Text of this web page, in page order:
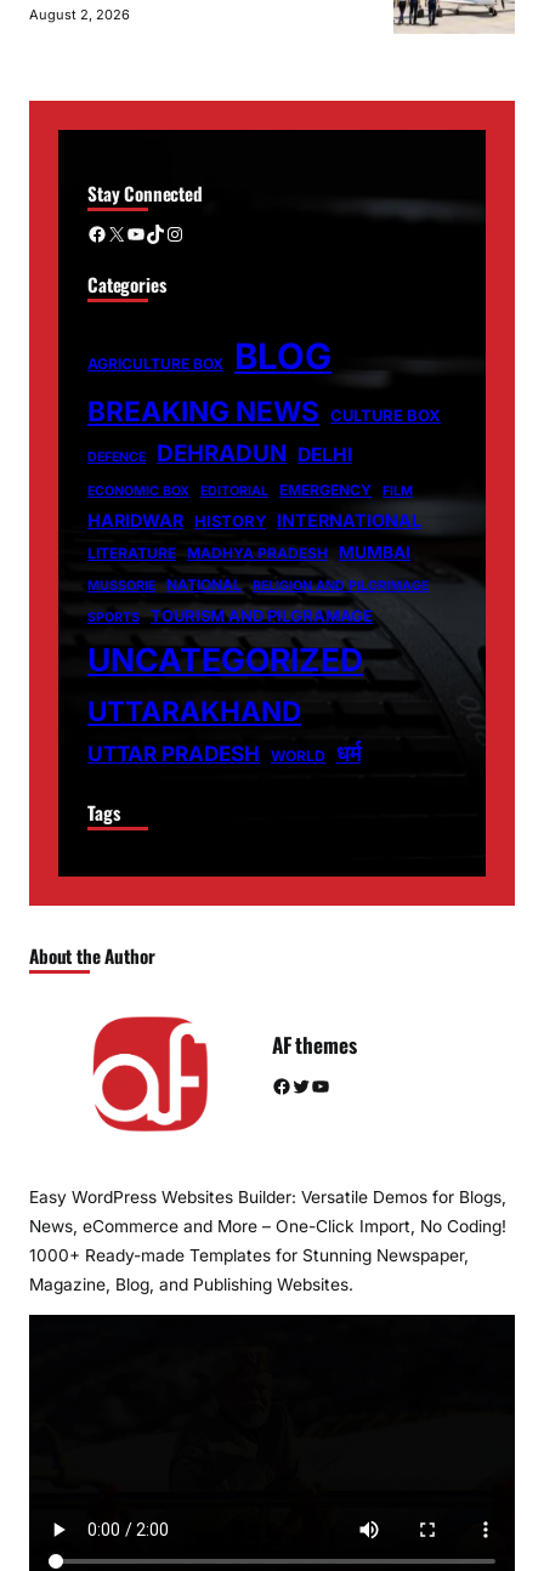
August 2, 2026
Stay Connected
Facebook X YouTube TikTok Instagram
Categories
AGRICULTURE BOX BLOG
BREAKING NEWS CULTURE BOX
DEFENCE DEHRADUN DELHI
ECONOMIC BOX EDITORIAL EMERGENCY FILM
HARIDWAR HISTORY INTERNATIONAL
LITERATURE MADHYA PRADESH MUMBAI
MUSSORIE NATIONAL
RELIGION AND PILGRIMAGE
SPORTS
TOURISM AND PILGRAMAGE
UNCATEGORIZED
UTTARAKHAND
UTTAR PRADESH WORLD धर्म
Tags
About the Author
AF themes
Facebook Twitter YouTube
Easy WordPress Websites Builder: Versatile Demos for Blogs,
News, eCommerce and More – One-Click Import, No Coding!
1000+ Ready-made Templates for Stunning Newspaper,
Magazine, Blog, and Publishing Websites.